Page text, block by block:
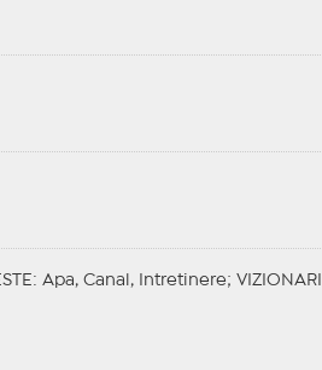
: Apa, Canal, Intretinere; VIZIONARI